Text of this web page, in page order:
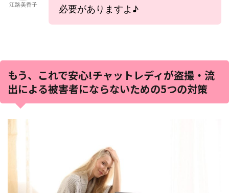
江路美香子
必要がありますよ♪
もう、これで安心!チャットレディが盗撮・流
出による被害者にならないための5つの対策